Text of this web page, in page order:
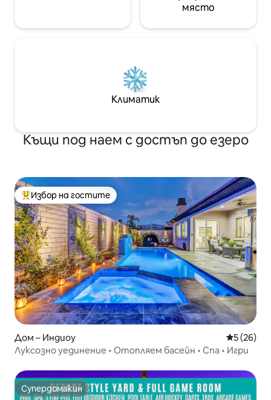
място
Климатик
Къщи под наем с достъп до езеро
Най-популярен избор на гостите
Избор на гостите
Дом – Индиоу Средна
5 (26)
Луксозно уединение • Отопляем басейн • Спа • Игри
Супердомакин
Супердомакин